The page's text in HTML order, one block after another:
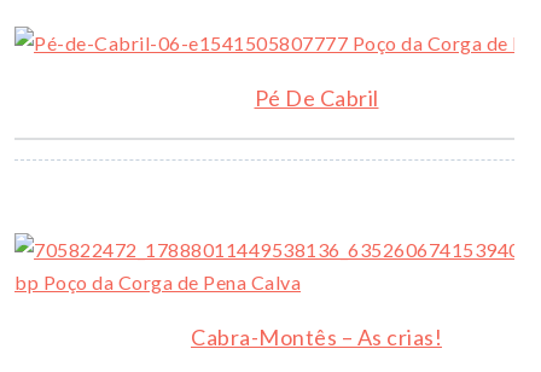
Pé De Cabril
Cabra-Montês – As crias!